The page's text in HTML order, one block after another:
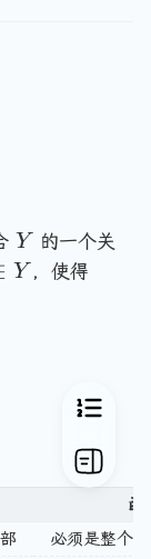
Y
Y
的一个关
Y ，使得
l
x
,
\
函
必须是整个